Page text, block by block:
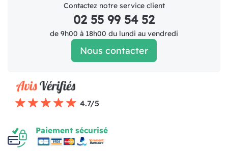
Contactez notre service client
02 55 99 54 52
de 9h00 à 18h00 du lundi au vendredi
Nous contacter
4.7/5
Paiement sécurisé